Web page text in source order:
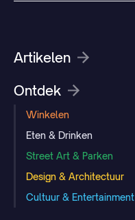
Artikelen
Ontdek
Winkelen
Eten & Drinken
Street Art & Parken
Design & Architectuur
Cultuur & Entertainment